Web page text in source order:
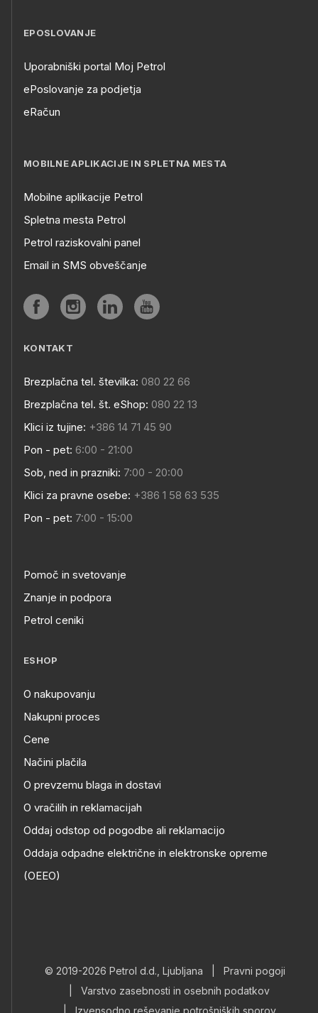
EPOSLOVANJE
Uporabniški portal Moj Petrol
ePoslovanje za podjetja
eRačun
MOBILNE APLIKACIJE IN SPLETNA MESTA
Mobilne aplikacije Petrol
Spletna mesta Petrol
Petrol raziskovalni panel
Email in SMS obveščanje
KONTAKT
Brezplačna tel. številka: 080 22 66
Brezplačna tel. št. eShop: 080 22 13
Klici iz tujine: +386 14 71 45 90
Pon - pet: 6:00 - 21:00
Sob, ned in prazniki: 7:00 - 20:00
Klici za pravne osebe: +386 1 58 63 535
Pon - pet: 7:00 - 15:00
Pomoč in svetovanje
Znanje in podpora
Petrol ceniki
ESHOP
O nakupovanju
Nakupni proces
Cene
Načini plačila
O prevzemu blaga in dostavi
O vračilih in reklamacijah
Oddaj odstop od pogodbe ali reklamacijo
Oddaja odpadne električne in elektronske opreme
(OEEO)
© 2019-2026 Petrol d.d., Ljubljana
Pravni pogoji
Varstvo zasebnosti in osebnih podatkov
Izvensodno reševanje potrošniških sporov